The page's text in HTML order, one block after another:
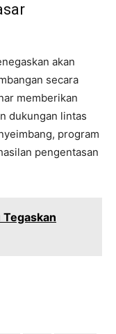
akan
secara
memberikan
dukungan lintas
program
pengentasan
Tegaskan